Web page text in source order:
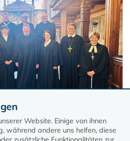
Website. Einige von ihnen
während andere uns helfen, diese